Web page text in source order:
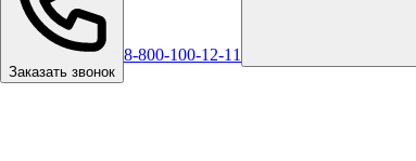
Заказать звонок
8-800-100-12-11